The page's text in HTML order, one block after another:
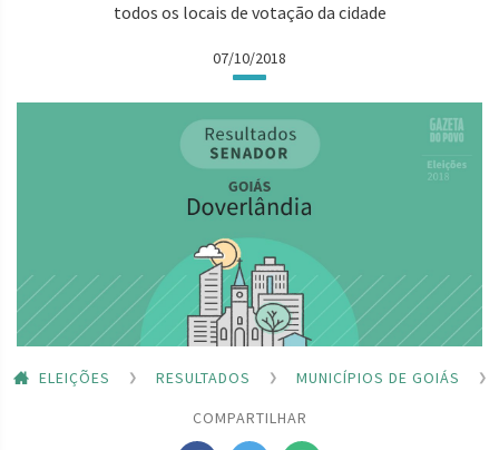
todos os locais de votação da cidade
07/10/2018
ELEIÇÕES RESULTADOS
MUNICÍPIOS DE GOIÁS
COMPARTILHAR